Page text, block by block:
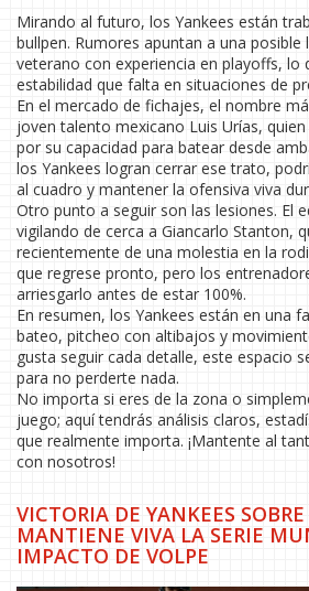
Mirando al futuro, los Yankees están
bullpen. Rumores apuntan a una posible
veterano con experiencia en playoffs, lo
estabilidad que falta en situaciones de
En el mercado de fichajes, el nombre
joven talento mexicano Luis Urías,
por su capacidad para batear desde
los Yankees logran cerrar ese trato,
al cuadro y mantener la ofensiva viva
Otro punto a seguir son las lesiones. El
vigilando de cerca a Giancarlo Stanton,
recientemente de una molestia en la
que regrese pronto, pero los
arriesgarlo antes de estar 100%.
En resumen, los Yankees están en una
bateo, pitcheo con altibajos y
gusta seguir cada detalle, este espacio
para no perderte nada.
No importa si eres de la zona o
juego; aquí tendrás análisis claros,
que realmente importa. ¡Mantente al
con nosotros!
VICTORIA DE YANKEES SOBRE
MANTIENE VIVA LA SERIE
IMPACTO DE VOLPE